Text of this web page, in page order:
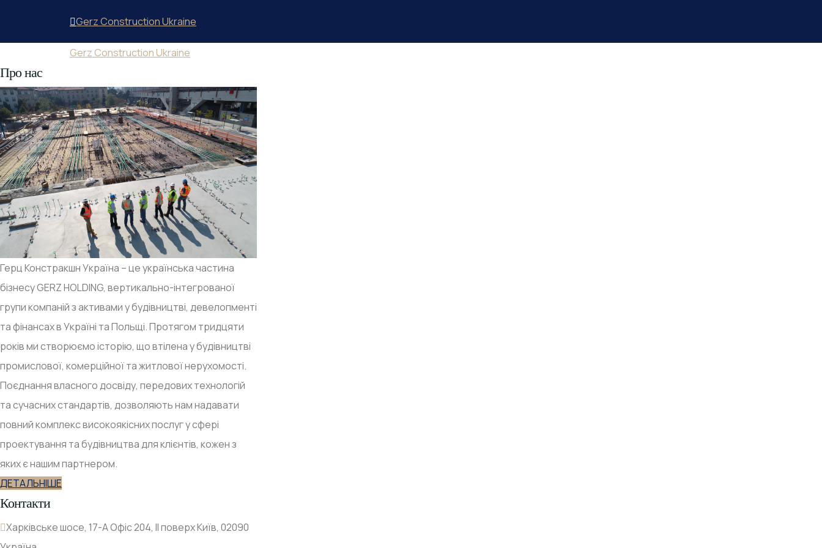
Gerz Construction Ukraine
Gerz Construction Ukraine
Про нас
Герц Констракшн Україна – це українська частина
бізнесу GERZ HOLDING, вертикально-інтегрованої
групи компаній з активами у будівництві, девелопменті
та фінансах в Україні та Польщі. Протягом тридцяти
років ми створюємо історію, що втілена у будівництві
промислової, комерційної та житлової нерухомості.
Поєднання власного досвіду, передових технологій
та сучасних стандартів, дозволяють нам надавати
повний комплекс високоякісних послуг у сфері
проектування та будівництва для клієнтів, кожен з
яких є нашим партнером.
ДЕТАЛЬНІШЕ
Контакти
Харківське шосе, 17-А Офіс 204, ІІ поверх Київ, 02090